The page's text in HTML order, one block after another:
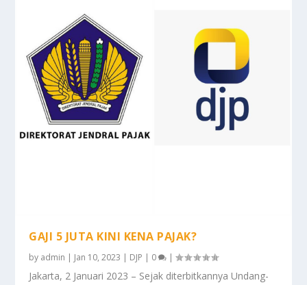
GAJI 5 JUTA KINI KENA PAJAK?
by admin | Jan 10, 2023 | DJP | 0 |
Jakarta, 2 Januari 2023 – Sejak diterbitkannya Undang-